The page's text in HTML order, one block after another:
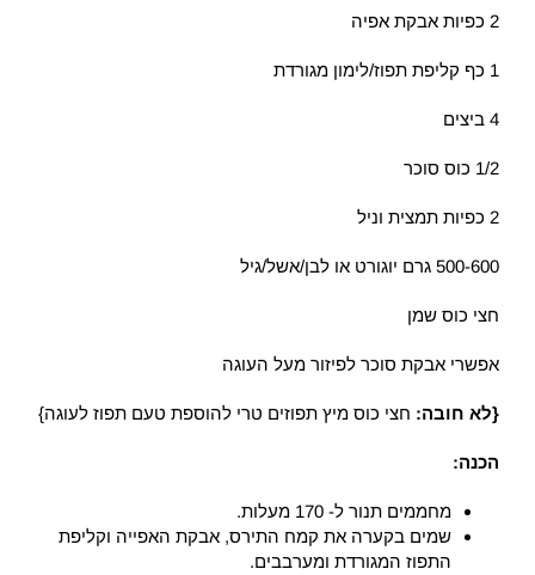
2 כפיות אבקת אפיה
1 כף קליפת תפוז/לימון מגורדת
4 ביצים
1/2 כוס סוכר
2 כפיות תמצית וניל
500-600 גרם יוגורט או לבן/אשל/גיל
חצי כוס שמן
אפשרי אבקת סוכר לפיזור מעל העוגה
{לא חובה: חצי כוס מיץ תפוזים טרי להוספת טעם תפוז לעוגה}
הכנה:
מחממים תנור ל- 170 מעלות.
שמים בקערה את קמח התירס, אבקת האפייה וקליפת
התפוז המגורדת ומערבבים.